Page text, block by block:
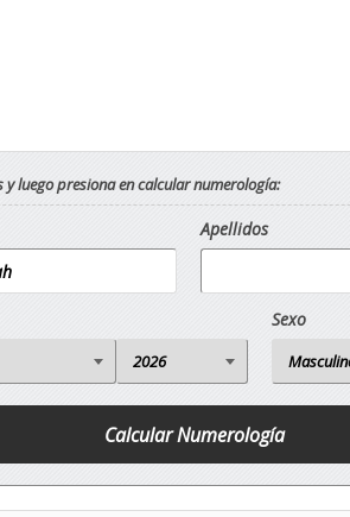
luego presiona en calcular numerología:
Apellidos
Sexo